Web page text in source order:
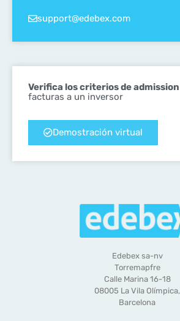
support@edebex.com
Verifica los criterios de admission
facturas a un inversor
Demostración virtual
Edebex sa-nv
Torremapfre
Calle Marina 16-18
08005 La Vila Olímpica,
Barcelona